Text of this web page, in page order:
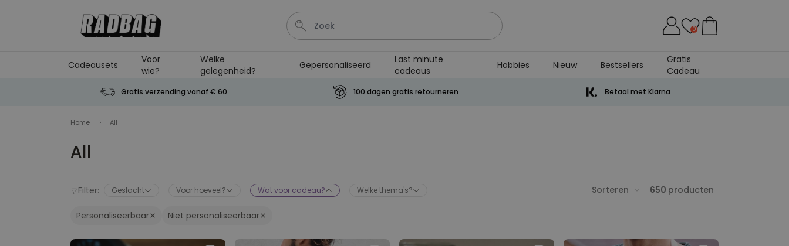
Mok
Personaliseerbaar
gekocht
0
Cadeausets
Voor
wie?
Welke
gelegenheid?
Gepersonaliseerd
Last minute
cadeaus
Hobbies Nieuw Bestsellers
Gratis
Cadeau
Gratis verzending vanaf € 60 100 dagen gratis retourneren Betaal met Klarna
Home All
All
Filter: Geslacht Voor hoeveel? Wat voor cadeau? Welke thema's?
Personaliseerbaar Niet personaliseerbaar
Sorteren 650 producten